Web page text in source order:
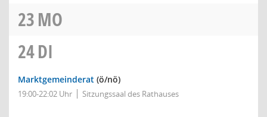
23MO
24DI
Marktgemeinderat (ö/nö)
19:00-22:02 Uhr Sitzungssaal des Rathauses